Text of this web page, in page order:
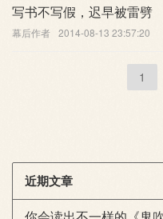
写书不写假，迟早被雷劈
幕后作者 2014-08-13 23:57:20
1
近期文章